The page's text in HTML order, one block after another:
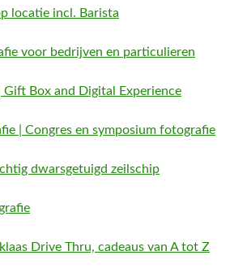
locatie incl. Barista
voor bedrijven en particulieren
Box and Digital Experience
| Congres en symposium fotografie
dwarsgetuigd zeilschip
Drive Thru, cadeaus van A tot Z